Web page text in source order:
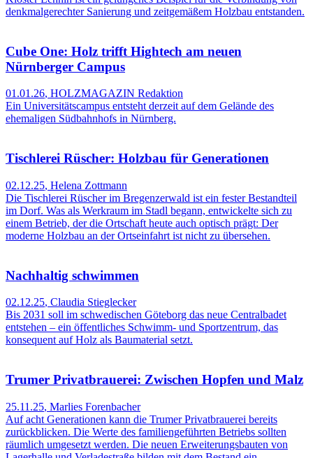
denkmalgerechter Sanierung und zeitgemäßem Holzbau entstanden.
Cube One: Holz trifft Hightech am neuen
Nürnberger Campus
01.01.26, HOLZMAGAZIN Redaktion
Ein Universitätscampus entsteht derzeit auf dem Gelände des
ehemaligen Südbahnhofs in Nürnberg.
Tischlerei Rüscher: Holzbau für Generationen
02.12.25, Helena Zottmann
Die Tischlerei Rüscher im Bregenzerwald ist ein fester Bestandteil
im Dorf. Was als Werkraum im Stadl begann, entwickelte sich zu
einem Betrieb, der die Ortschaft heute auch optisch prägt: Der
moderne Holzbau an der Ortseinfahrt ist nicht zu übersehen.
Nachhaltig schwimmen
02.12.25, Claudia Stieglecker
Bis 2031 soll im schwedischen Göteborg das neue Centralbadet
entstehen – ein öffentliches Schwimm- und Sportzentrum, das
konsequent auf Holz als Baumaterial setzt.
Trumer Privatbrauerei: Zwischen Hopfen und Malz
25.11.25, Marlies Forenbacher
Auf acht Generationen kann die Trumer Privatbrauerei bereits
zurückblicken. Die Werte des familiengeführten Betriebs sollten
räumlich umgesetzt werden. Die neuen Erweiterungsbauten von